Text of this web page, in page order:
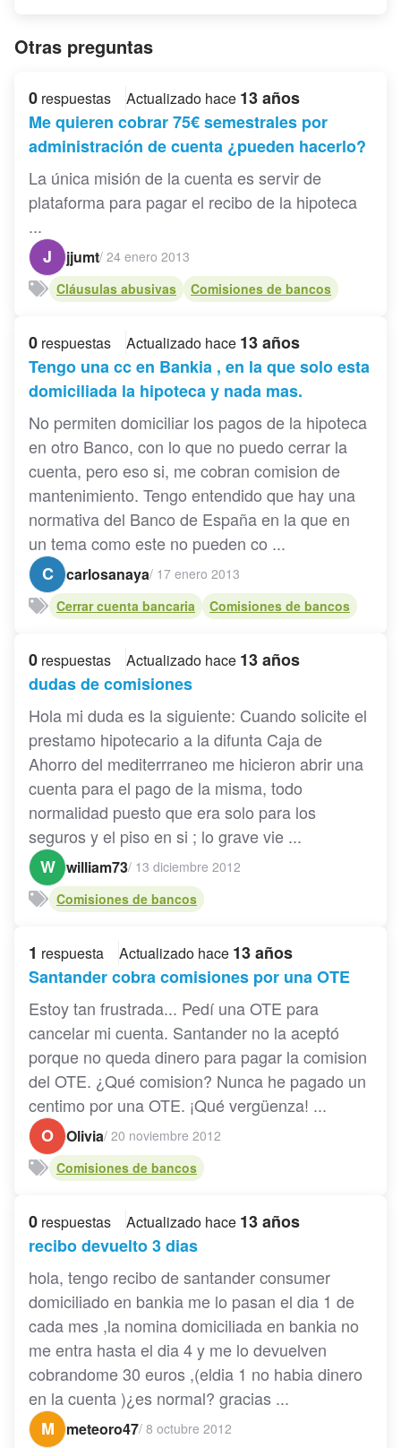
Otras preguntas
0 respuestas Actualizado hace 13 años
Me quieren cobrar 75€ semestrales por
administración de cuenta ¿pueden hacerlo?
La única misión de la cuenta es servir de
plataforma para pagar el recibo de la hipoteca
...
J
jjumt/ 24 enero 2013
Cláusulas abusivas
Comisiones de bancos
0 respuestas Actualizado hace 13 años
Tengo una cc en Bankia , en la que solo esta
domiciliada la hipoteca y nada mas.
No permiten domiciliar los pagos de la hipoteca
en otro Banco, con lo que no puedo cerrar la
cuenta, pero eso si, me cobran comision de
mantenimiento. Tengo entendido que hay una
normativa del Banco de España en la que en
un tema como este no pueden co ...
C
carlosanaya/ 17 enero 2013
Cerrar cuenta bancaria
Comisiones de bancos
0 respuestas Actualizado hace 13 años
dudas de comisiones
Hola mi duda es la siguiente: Cuando solicite el
prestamo hipotecario a la difunta Caja de
Ahorro del mediterrraneo me hicieron abrir una
cuenta para el pago de la misma, todo
normalidad puesto que era solo para los
seguros y el piso en si ; lo grave vie ...
W william73/ 13 diciembre 2012
Comisiones de bancos
1 respuesta Actualizado hace 13 años
Santander cobra comisiones por una OTE
Estoy tan frustrada... Pedí una OTE para
cancelar mi cuenta. Santander no la aceptó
porque no queda dinero para pagar la comision
del OTE. ¿Qué comision? Nunca he pagado un
centimo por una OTE. ¡Qué vergüenza! ...
O
Olivia/ 20 noviembre 2012
Comisiones de bancos
0 respuestas Actualizado hace 13 años
recibo devuelto 3 dias
hola, tengo recibo de santander consumer
domiciliado en bankia me lo pasan el dia 1 de
cada mes ,la nomina domiciliada en bankia no
me entra hasta el dia 4 y me lo devuelven
cobrandome 30 euros ,(eldia 1 no habia dinero
en la cuenta )¿es normal? gracias ...
M
meteoro47/ 8 octubre 2012